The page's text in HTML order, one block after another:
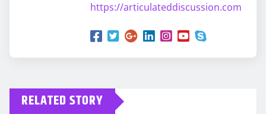
https://articulateddiscussion.com
RELATED STORY